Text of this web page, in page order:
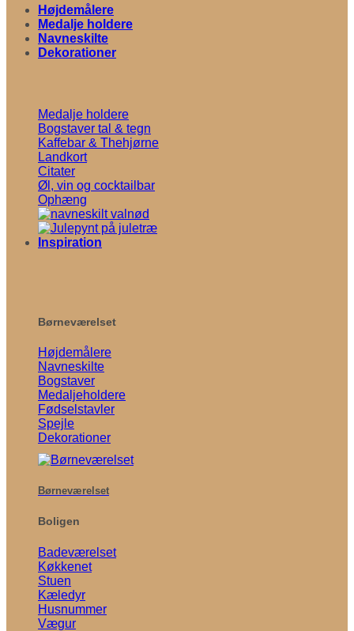
Højdemålere
Medalje holdere
Navneskilte
Dekorationer
Medalje holdere
Bogstaver tal & tegn
Kaffebar & Thehjørne
Landkort
Citater
Øl, vin og cocktailbar
Ophæng
Inspiration
Børneværelset
Højdemålere
Navneskilte
Bogstaver
Medaljeholdere
Fødselstavler
Spejle
Dekorationer
Børneværelset
Boligen
Badeværelset
Køkkenet
Stuen
Kæledyr
Husnummer
Vægur